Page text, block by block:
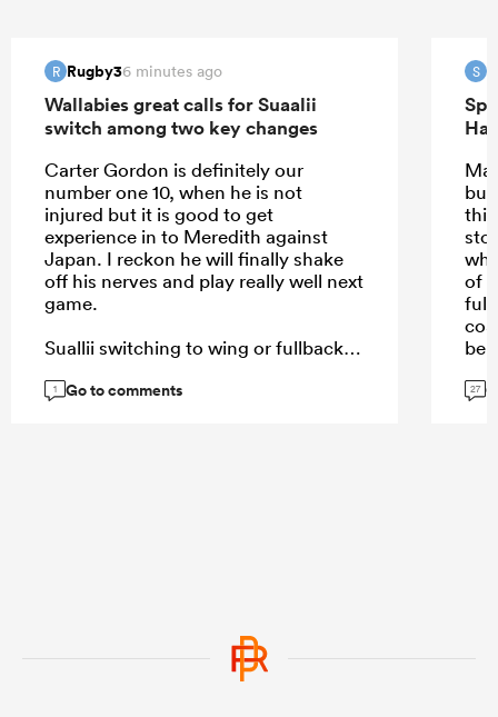
R Rugby36 minutes ago
Wallabies great calls for Suaalii
switch among two key changes
Carter Gordon is definitely our
number one 10, when he is not
injured but it is good to get
experience in to Meredith against
Japan. I reckon he will finally shake
off his nerves and play really well next
game.
Suallii switching to wing or fullback
enough.
1 Go to comments
S
but
of
full
27